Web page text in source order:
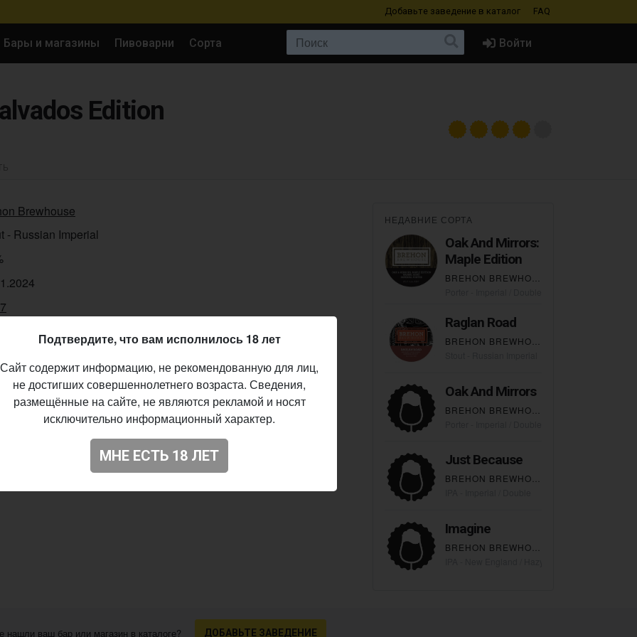
Добавьте заведение в каталог FAQ
Бары и магазины Пивоварни Сорта Войти
Edition
Brewhouse
- Russian Imperial
НЕДАВНИЕ СОРТА
Oak And Mirrors:
Maple Edition
Raglan Road
Oak And Mirrors
Just Because
Imagine
нашли ваш бар или магазин в каталоге? ДОБАВЬТЕ ЗАВЕДЕНИЕ
Подтвердите, что вам исполнилось 18 лет
Сайт содержит информацию, не рекомендованную для лиц,
не достигших совершеннолетнего возраста. Сведения,
размещённые на сайте, не являются рекламой и носят
исключительно информационный характер.
МНЕ ЕСТЬ 18 ЛЕТ